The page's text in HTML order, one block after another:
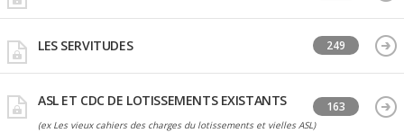
LES SERVITUDES 249
ASL ET CDC DE LOTISSEMENTS EXISTANTS
(ex Les vieux cahiers des charges du lotissements et vielles ASL)
163